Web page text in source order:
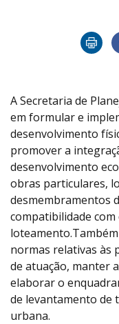
A Secretaria de
em formular e
desenvolvimento
promover a
desenvolvimento
obras particulares,
desmembramentos
compatibilidade
normas relativas às
de atuação, manter
elaborar o
de levantamento de
urbana.